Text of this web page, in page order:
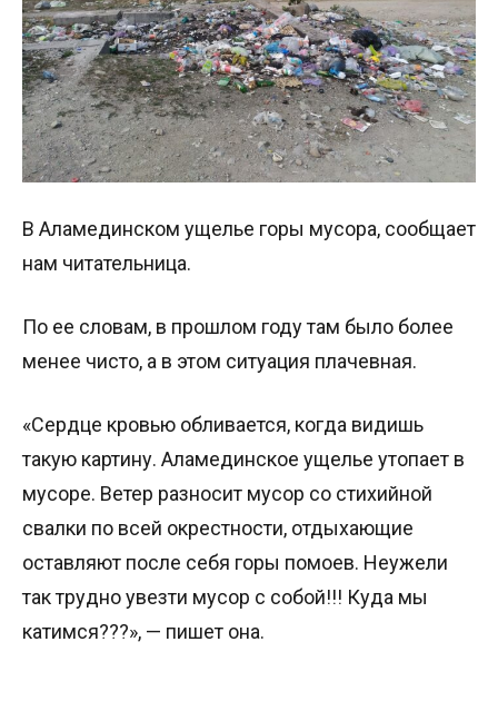
В Аламединском ущелье горы мусора, сообщает
нам читательница.
По ее словам, в прошлом году там было более
менее чисто, а в этом ситуация плачевная.
«Сердце кровью обливается, когда видишь
такую картину. Аламединское ущелье утопает в
мусоре. Ветер разносит мусор со стихийной
свалки по всей окрестности, отдыхающие
оставляют после себя горы помоев. Неужели
так трудно увезти мусор с собой!!! Куда мы
катимся???», — пишет она.